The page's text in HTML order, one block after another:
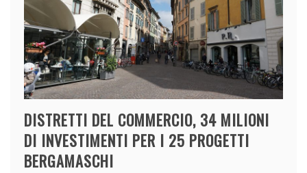
DISTRETTI DEL COMMERCIO, 34 MILIONI
DI INVESTIMENTI PER I 25 PROGETTI
BERGAMASCHI